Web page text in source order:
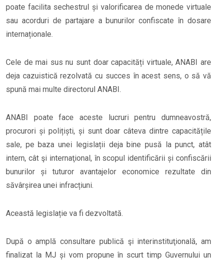
poate facilita sechestrul și valorificarea de monede virtuale
sau acorduri de partajare a bunurilor confiscate în dosare
internaționale.
Cele de mai sus nu sunt doar capacități virtuale, ANABI are
deja cazuistică rezolvată cu succes în acest sens, o să vă
spună mai multe directorul ANABI.
ANABI poate face aceste lucruri pentru dumneavostră,
procurori și polițiști, și sunt doar câteva dintre capacitățile
sale, pe baza unei legislații deja bine pusă la punct, atât
intern, cât şi internaţional, în scopul identificării și confiscării
bunurilor și tuturor avantajelor economice rezultate din
săvârșirea unei infracțiuni.
Această legislație va fi dezvoltată.
După o amplă consultare publică şi interinstituţională, am
finalizat la MJ și vom propune în scurt timp Guvernului un